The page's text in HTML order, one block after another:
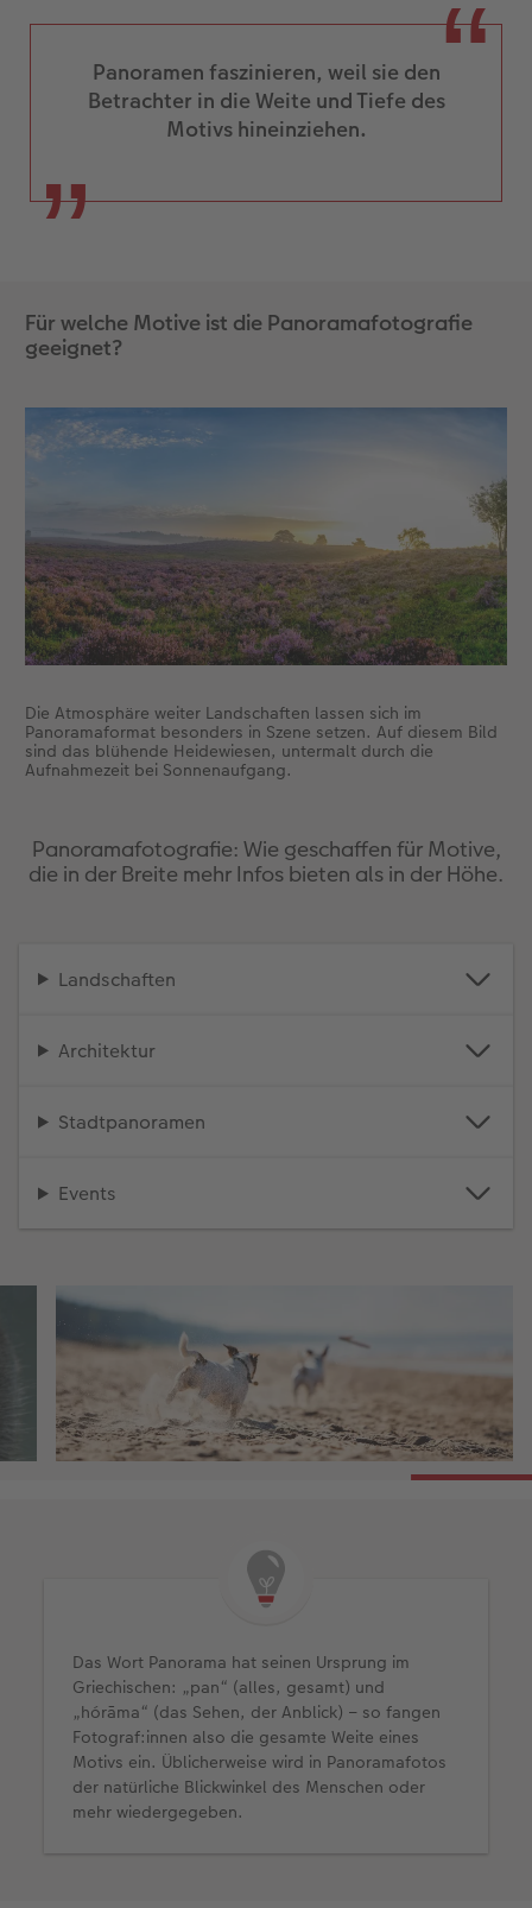
Panoramen faszinieren, weil sie den
Betrachter in die Weite und Tiefe des
Motivs hineinziehen.
Für welche Motive ist die Panoramafotografie
geeignet?
Die Atmosphäre weiter Landschaften lassen sich im
Panoramaformat besonders in Szene setzen. Auf diesem Bild
sind das blühende Heidewiesen, untermalt durch die
Aufnahmezeit bei Sonnenaufgang.
Panoramafotografie: Wie geschaffen für Motive,
die in der Breite mehr Infos bieten als in der Höhe.
Landschaften
Architektur
Stadtpanoramen
Events
Das Wort Panorama hat seinen Ursprung im
Griechischen: „pan“ (alles, gesamt) und
„hórāma“ (das Sehen, der Anblick) – so fangen
Fotograf:innen also die gesamte Weite eines
Motivs ein. Üblicherweise wird in Panoramafotos
der natürliche Blickwinkel des Menschen oder
mehr wiedergegeben.